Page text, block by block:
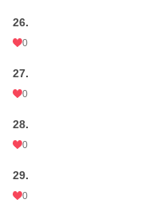
26.
0
27.
0
28.
0
29.
0